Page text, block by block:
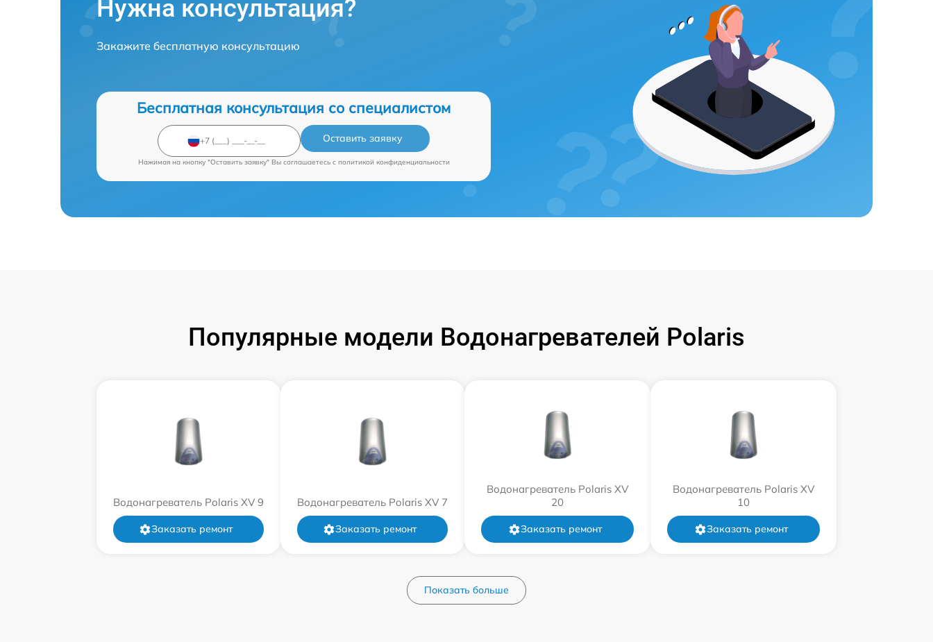
Нужна консультация?
Закажите бесплатную консультацию
Бесплатная консультация со специалистом
Оставить заявку
Нажимая на кнопку "Оставить заявку" Вы соглашаетесь c политикой конфиденциальности
Популярные модели Водонагревателей Polaris
Водонагреватель Polaris XV 9
Заказать ремонт
Водонагреватель Polaris XV 7
Заказать ремонт
Водонагреватель Polaris XV
20
Заказать ремонт
Водонагреватель Polaris XV
10
Заказать ремонт
Показать больше